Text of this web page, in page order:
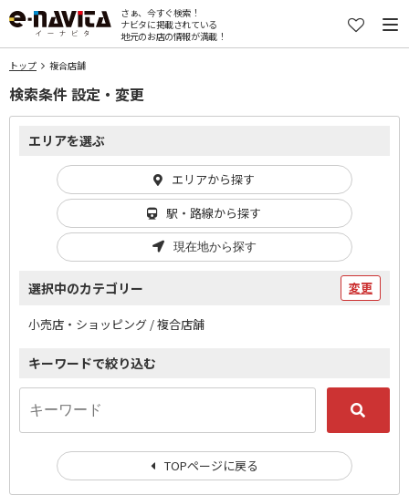
さぁ、今すぐ検索！
ナビタに掲載されている
地元のお店の情報が満載！
トップ 複合店舗
検索条件 設定・変更
エリアを選ぶ
エリアから探す
駅・路線から探す
現在地から探す
選択中のカテゴリー 変更
小売店・ショッピング / 複合店舗
キーワードで絞り込む
TOPページに戻る